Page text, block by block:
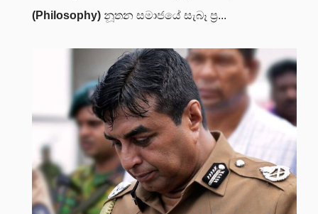
(Philosophy) නූතන සමාජයේ සැබෑ ප්‍ර...